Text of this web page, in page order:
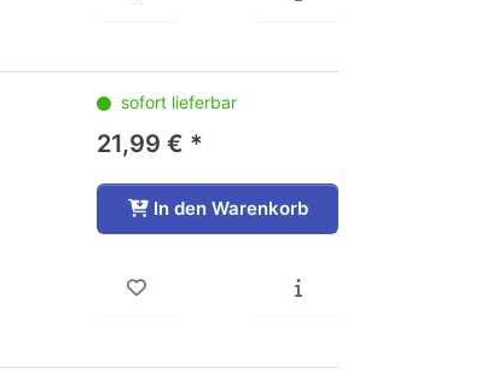
sofort lieferbar
21,99 € *
In den Warenkorb